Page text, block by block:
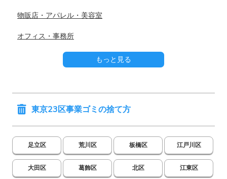
物販店・アパレル・美容室
オフィス・事務所
もっと見る
東京23区事業ゴミの捨て方
足立区 荒川区 板橋区 江戸川区
大田区 葛飾区 北区 江東区